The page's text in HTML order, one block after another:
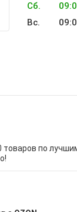
Сб.
Вс.
товаров по